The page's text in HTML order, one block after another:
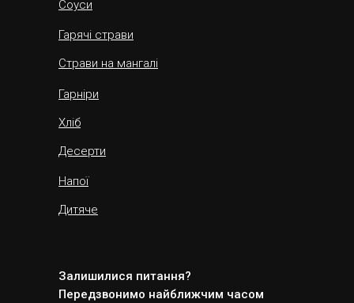
Соуси
Гарячі страви
Страви на мангалі
Гарніри
Хліб
Десерти
Напої
Дитяче
Залишилися питання?
Передзвонимо найближчим часом